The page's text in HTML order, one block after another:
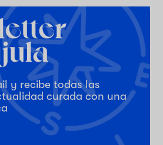
y recibe todas las
curada con una